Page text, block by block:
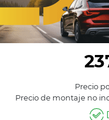
Precio
Precio de montaje no